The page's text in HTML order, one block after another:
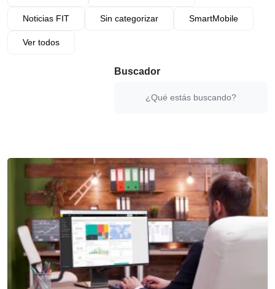
Noticias FIT Sin categorizar SmartMobile
Ver todos
Buscador